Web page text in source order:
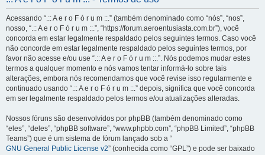
Acessando “.:: A e r o F ó r u m ::.” (também denominado como “nós”, “nos”,
nosso, “.:: A e r o F ó r u m ::.”, “https://forum.aeroentusiasta.com.br”), você
concorda em estar legalmente respaldado pelos seguintes termos. Caso você
não concorde em estar legalmente respaldado pelos seguintes termos, por
favor não acesse e/ou use “.:: A e r o F ó r u m ::.”. Nós podemos mudar estes
termos a qualquer momento e nós vamos tentar informá-lo sobre tais
alterações, embora nós recomendamos que você revise isso regularmente e
continuado usando “.:: A e r o F ó r u m ::.” depois, significa que você concorda
em ser legalmente respaldado pelos termos e/ou atualizações alteradas.
Nossos fóruns são desenvolvidos por phpBB (também denominado como
“eles”, “deles”, “phpBB software”, “www.phpbb.com”, “phpBB Limited”, “phpBB
Teams”) que é um sistema de fórum lançado sob a “
GNU General Public License v2” (conhecida como “GPL”) e pode ser baixado